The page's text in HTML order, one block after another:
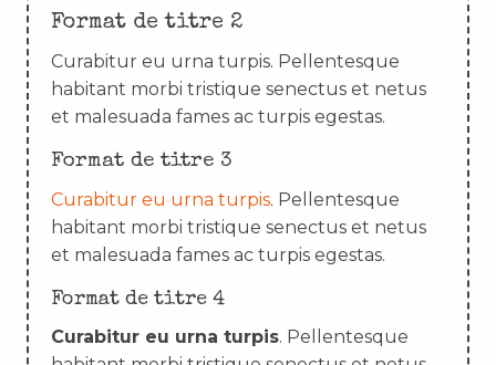
Format de titre 2
Curabitur eu urna turpis. Pellentesque
habitant morbi tristique senectus et netus
et malesuada fames ac turpis egestas.
Format de titre 3
Curabitur eu urna turpis. Pellentesque
habitant morbi tristique senectus et netus
et malesuada fames ac turpis egestas.
Format de titre 4
Curabitur eu urna turpis. Pellentesque